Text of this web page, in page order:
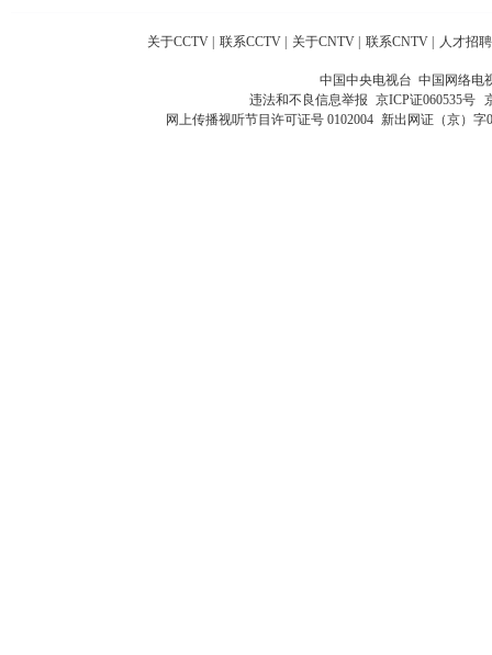
关于CCTV 联系CCTV 关于CNTV 联系CNTV 人才招聘
中国中央电视台 中国网络电
违法和不良信息举报 京ICP证060535号
网上传播视听节目许可证号 0102004 新出网证（京）